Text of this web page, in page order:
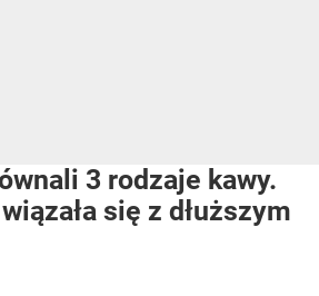
3 rodzaje kawy.
się z dłuższym